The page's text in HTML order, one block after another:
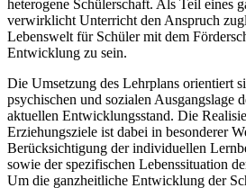
heterogene Schülerschaft. Als Teil eines
verwirklicht Unterricht den Anspruch
Lebenswelt für Schüler mit dem
Entwicklung zu sein.
Die Umsetzung des Lehrplans orientiert
psychischen und sozialen Ausgangslage
aktuellen Entwicklungsstand. Die
Erziehungsziele ist dabei in besonderer
Berücksichtigung der individuellen
sowie der spezifischen Lebenssituation
Um die ganzheitliche Entwicklung der